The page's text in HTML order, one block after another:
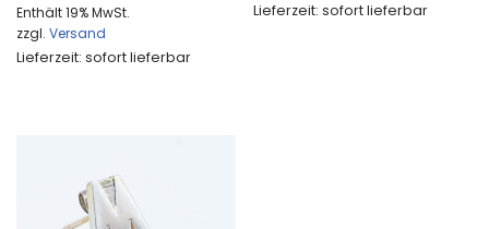
Enthält 19% MwSt.
zzgl. Versand
Lieferzeit: sofort lieferbar
Lieferzeit: sofort lieferbar